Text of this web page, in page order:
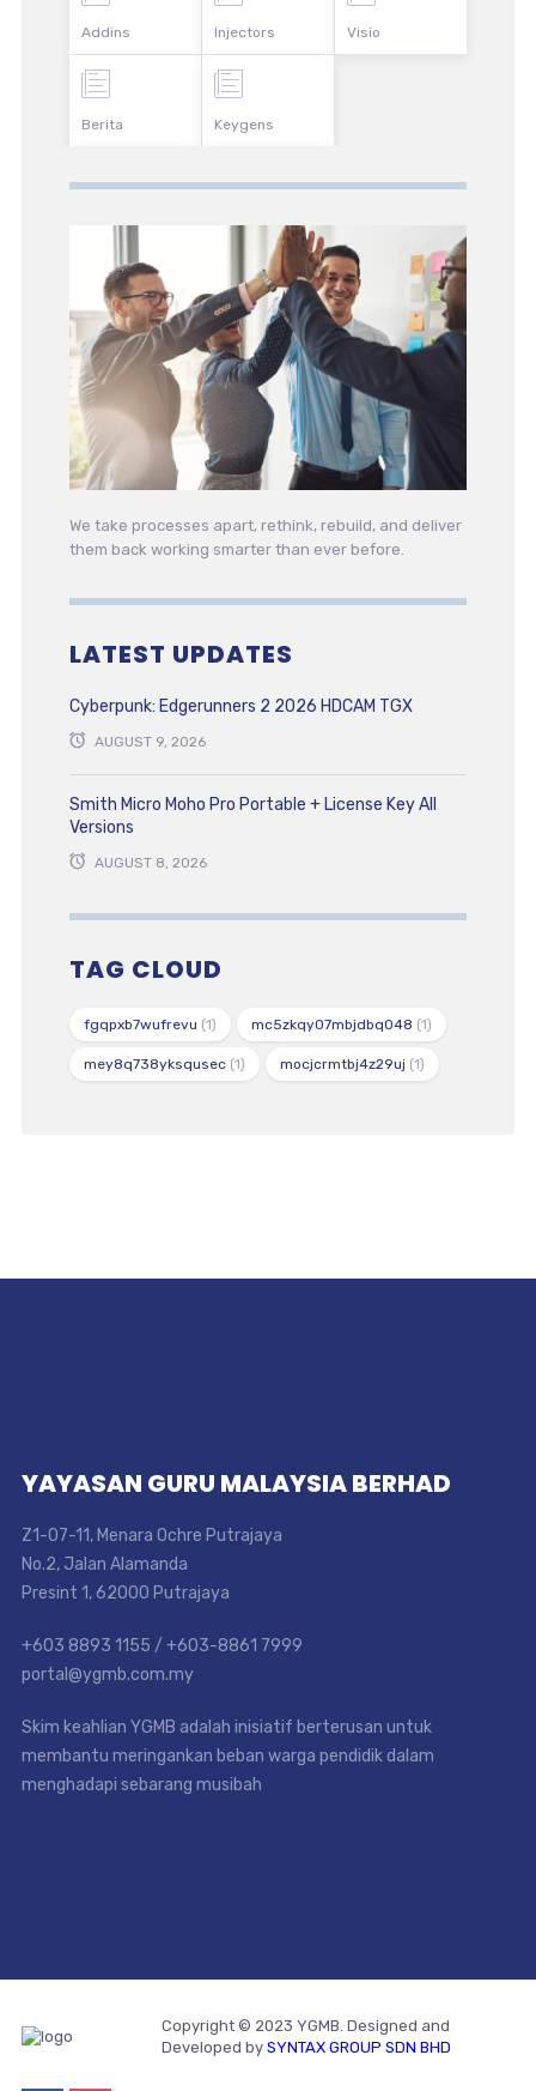
Addins
Berita
Injectors
Keygens
Visio
We take processes apart, rethink, rebuild, and deliver
them back working smarter than ever before.
LATEST UPDATES
Cyberpunk: Edgerunners 2 2026 HDCAM TGX
AUGUST 9, 2026
Smith Micro Moho Pro Portable + License Key All
Versions
AUGUST 8, 2026
TAG CLOUD
fgqpxb7wufrevu (1) mc5zkqy07mbjdbq048 (1)
mey8q738yksqusec(1) mocjcrmtbj4z29uj(1)
YAYASAN GURU MALAYSIA BERHAD
Z1-07-11, Menara Ochre Putrajaya
No.2, Jalan Alamanda
Presint 1, 62000 Putrajaya
+603 8893 1155 / +603-8861 7999
portal@ygmb.com.my
Skim keahlian YGMB adalah inisiatif berterusan untuk
membantu meringankan beban warga pendidik dalam
menghadapi sebarang musibah
Copyright © 2023 YGMB. Designed and
Developed bySYNTAX GROUP SDN BHD